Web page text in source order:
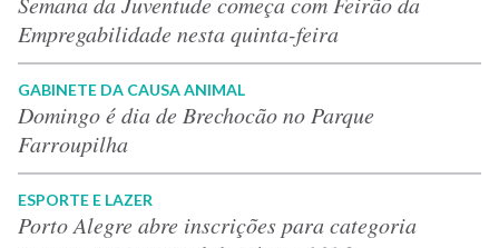
Empregabilidade nesta quinta-feira
GABINETE DA CAUSA ANIMAL
Domingo é dia de Brechocão no Parque
Farroupilha
ESPORTE E LAZER
Porto Alegre abre inscrições para categoria